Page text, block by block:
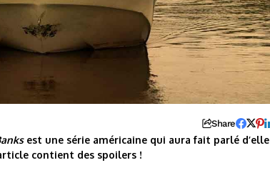
Share
est une série américaine qui aura fait parlé d’elle
contient des spoilers !